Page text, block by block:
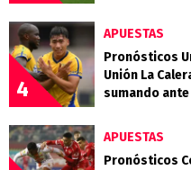
4
APUESTAS
Pronósticos
Unión La
sumando
APUESTAS
Pronósticos